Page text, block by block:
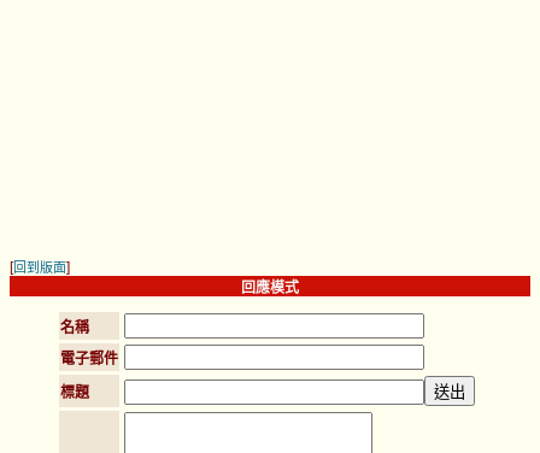
[回到版面]
回應模式
名稱
電子郵件
標題